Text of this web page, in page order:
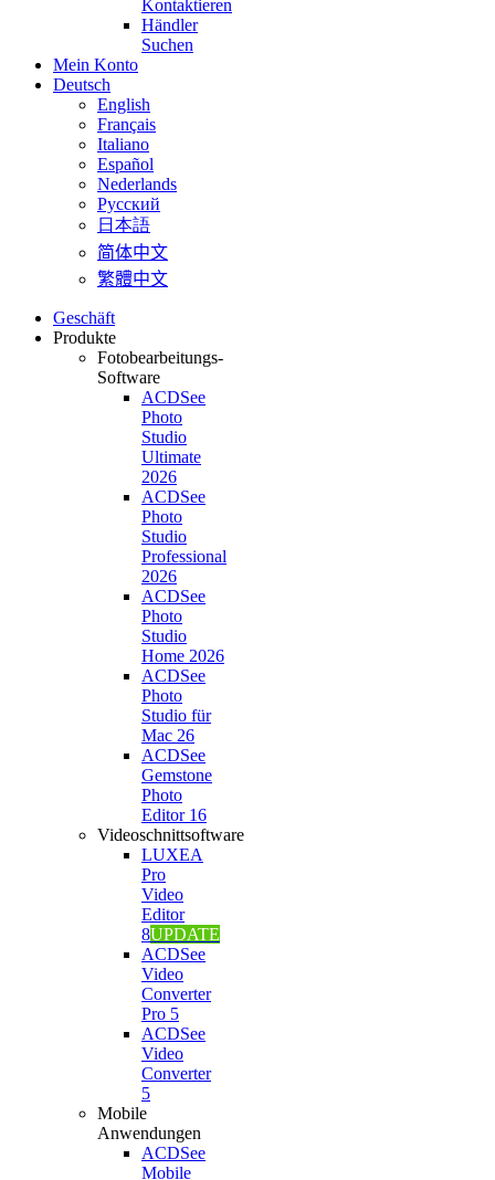
Kontaktieren
Händler
Suchen
Mein Konto
Deutsch
English
Français
Italiano
Español
Nederlands
Pусский
日本語
简体中文
繁體中文
Geschäft
Produkte
Fotobearbeitungs-
Software
ACDSee
Photo
Studio
Ultimate
2026
ACDSee
Photo
Studio
Professional
2026
ACDSee
Photo
Studio
Home 2026
ACDSee
Photo
Studio für
Mac 26
ACDSee
Gemstone
Photo
Editor 16
Videoschnittsoftware
LUXEA
Pro
Video
Editor
8UPDATE
ACDSee
Video
Converter
Pro 5
ACDSee
Video
Converter
5
Mobile
Anwendungen
ACDSee
Mobile